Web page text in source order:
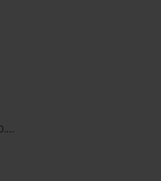
Okamoto 0.01mm 岡本 0.01(大碼)-3片裝